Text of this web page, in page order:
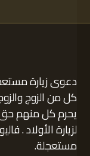
دعوى زيارة
كل من الزوج
يحرم كل منهم حق
لزيارة الأولاد .
مستعجلة.